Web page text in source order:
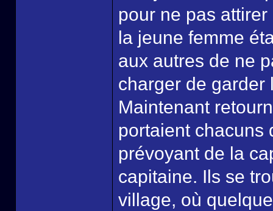
pour ne pas
la jeune femme
aux autres de ne
charger de garder
Maintenant
portaient chacuns
prévoyant de la
capitaine. Ils se
village, où